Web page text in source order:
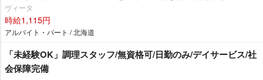
ヴィータ
時給1,115円
アルバイト・パート / 北海道
「未経験OK」調理スタッフ/無資格可/日勤のみ/デイサービス/社
会保障完備